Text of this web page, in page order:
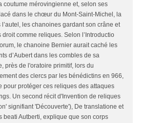
coutume mérovingienne et, selon ses
dans le chœur du Mont-Saint-Michel, la
l’autel, les chanoines gardant son crâne et
droit comme reliques. Selon l’Introductio
le chanoine Bernier aurait caché les
d’Aubert dans les combles de sa
près de l'oratoire primitif, lors du
des clercs par les bénédictins en 966,
pour protéger ces reliques des attaques
Un second récit d'Invention de reliques
signifiant 'Découverte'), De translatione et
beati Autberti, explique que son corps